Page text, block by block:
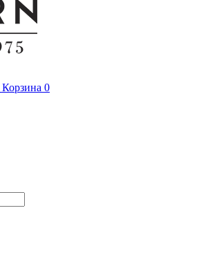
Корзина 0